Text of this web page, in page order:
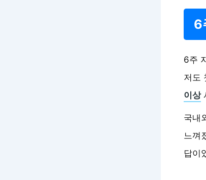
6
6주
저도
이상
국내
느껴
답이